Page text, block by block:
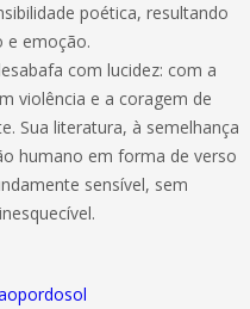
poética, resultando
e emoção.
com lucidez: com a
violência e a coragem de
Sua literatura, à semelhança
humano em forma de verso
sensível, sem